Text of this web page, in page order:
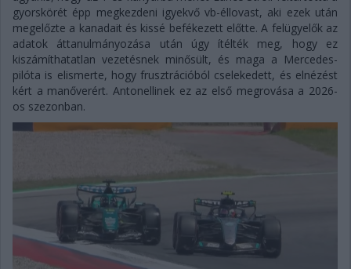
gyorskörét épp megkezdeni igyekvő vb-éllovast, aki ezek után
megelőzte a kanadait és kissé befékezett előtte. A felügyelők az
adatok áttanulmányozása után úgy ítélték meg, hogy ez
kiszámíthatatlan vezetésnek minősült, és maga a Mercedes-
pilóta is elismerte, hogy frusztrációból cselekedett, és elnézést
kért a manőverért. Antonellinek ez az első megrovása a 2026-
os szezonban.